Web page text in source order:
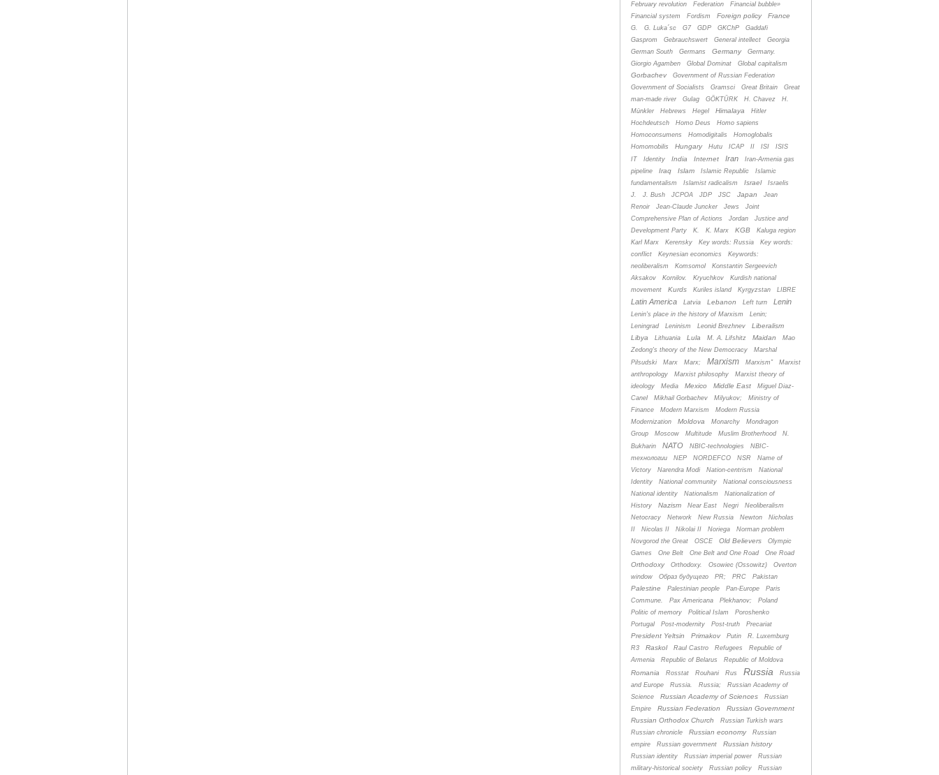
February revolution
Federation
Financial bubble»
Financial system
Fordism Foreign policy France
G. G. Luka´sc G7 GDP GKChP
Gaddafi
Gasprom
Gebrauchswert General intellect
Georgia
German South
Germans Germany
Germany.
Giorgio Agamben
Global Dominat Global capitalism
Gorbachev
Government of Russian Federation
Government of Socialists
Gramsci Great Britain
Great
man-made river
Gulag GÖKTÜRK H. Chavez
H.
Münkler
Hebrews Hegel Himalaya
Hitler
Hochdeutsch
Homo Deus
Homo sapiens
Homoconsumens
Homodigitalis
Homoglobalis
Homomobilis
Hungary Hutu ICAP II ISI
ISIS
IT
Identity India Internet Iran
Iran-Armenia gas
pipeline
Iraq Islam Islamic Republic
Islamic
fundamentalism
Islamist radicalism Israel
Israelis
J.
J. Bush JCPOA JDP JSC Japan
Jean
Renoir
Jean-Claude Juncker Jews
Joint
Comprehensive Plan of Actions
Jordan
Justice and
Development Party
K. K. Marx KGB
Kaluga region
Karl Marx
Kerensky Key words: Russia
Key words:
conflict
Keynesian economics
Keywords:
neoliberalism
Komsomol
Konstantin Sergeevich
Aksakov
Kornilov. Kryuchkov
Kurdish national
movement
Kurds Kuriles island Kyrgyzstan LIBRE
Latin America Latvia Lebanon Left turn Lenin
Lenin's place in the history of Marxism
Lenin;
Leningrad
Leninism Leonid Brezhnev
Liberalism
Libya
Lithuania Lula M. A. Lifshitz Maidan
Mao
Zedong's theory of the New Democracy
Marshal
Pilsudski
Marx Marx; Marxism Marxism”
Marxist
anthropology
Marxist philosophy
Marxist theory of
ideology
Media Mexico Middle East
Miguel Diaz-
Canel
Mikhail Gorbachev Milyukov;
Ministry of
Finance
Modern Marxism
Modern Russia
Modernization
Moldova Monarchy
Mondragon
Group
Moscow Multitude Muslim Brotherhood
N.
Bukharin
NATO NBIC-technologies
NBIC-
технологии
NEP NORDEFCO NSR
Name of
Victory
Narendra Modi Nation-centrism
National
Identity
National community
National consciousness
National identity
Nationalism
Nationalization of
History
Nazism Near East Negri
Neoliberalism
Netocracy
Network New Russia Newton
Nicholas
II
Nicolas II Nikolai II Noriega
Norman problem
Novgorod the Great
OSCE Old Believers
Olympic
Games
One Belt One Belt and One Road One Road
Orthodoxy Orthodoxy. Osowiec (Ossowitz)
Overton
window
Oбраз будущего PR; PRC Pakistan
Palestine Palestinian people Pan-Europe
Paris
Commune.
Pax Americana Plekhanov;
Poland
Politic of memory
Political Islam
Poroshenko
Portugal
Post-modernity Post-truth Precariat
President Yeltsin Primakov Putin
R. Luxemburg
R3
Raskol Raul Castro Refugees
Republic of
Armenia
Republic of Belarus Republic of Moldova
Romania Rosstat Rouhani Rus Russia
Russia
and Europe
Russia. Russia;
Russian Academy of
Science
Russian Academy of Sciences
Russian
Empire
Russian Federation
Russian Government
Russian Orthodox Church
Russian Turkish wars
Russian chronicle
Russian economy
Russian
empire
Russian government Russian history
Russian identity Russian imperial power
Russian
military-historical society
Russian policy Russian